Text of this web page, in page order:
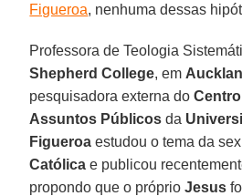
Figueroa, nenhuma dessas
Professora de Teologia
Shepherd College, em
pesquisadora externa do
Assuntos Públicos da
Figueroa estudou o tema da
Católica e publicou
propondo que o próprioJesus